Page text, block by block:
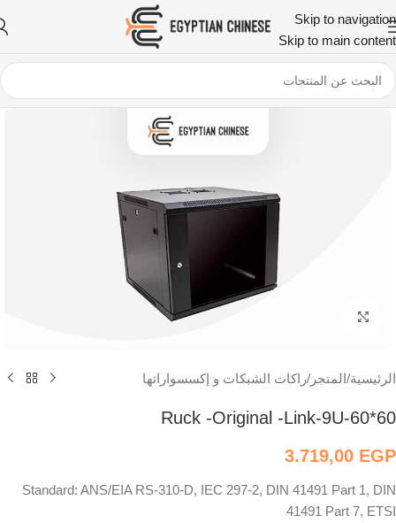
Skip to navigation
Skip to main content
الرئيسية/المتجر /راكات الشبكات و إكسسواراتها
Ruck -Original -Link-9U-60*60
3.719,00 EGP
Standard‎:‎ ANS/EIA RS‎-310‎-D‎,‎ IEC 297‎-2‎,‎ DIN 41491 Part 1‎,‎ DIN
41491 Part 7‎,‎ ETSI